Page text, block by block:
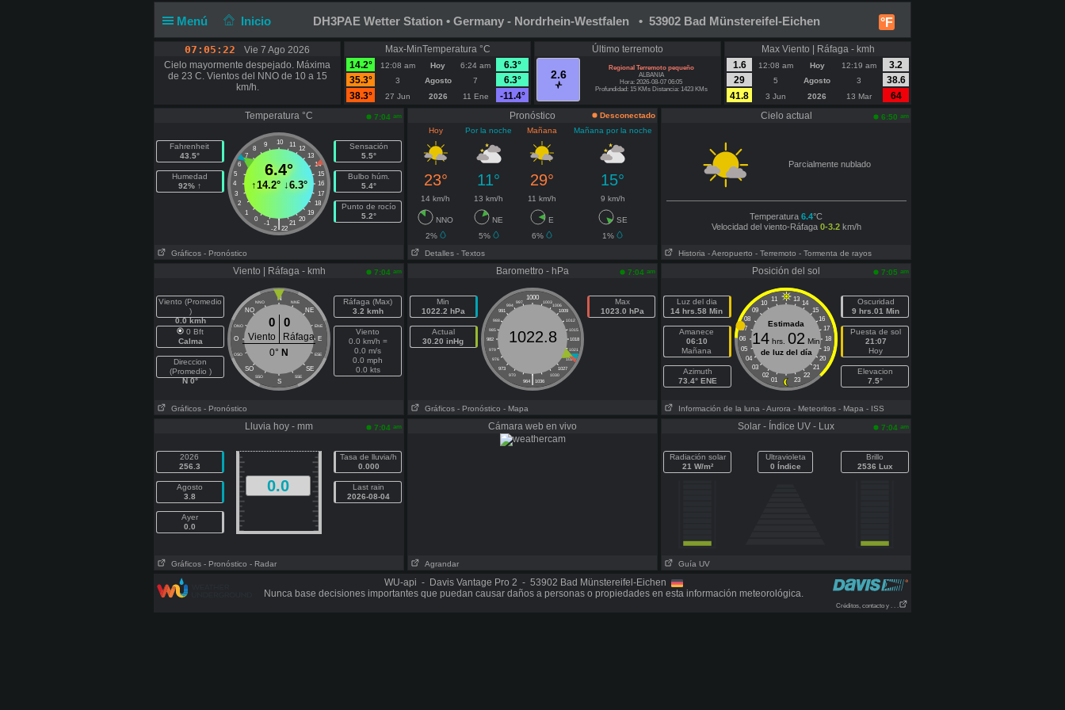
Menú Inicio °F
DH3PAE Wetter Station • Germany - Nordrhein-Westfalen • 53902 Bad Münstereifel-Eichen
07:05:23
Vie 7 Ago 2026
Cielo mayormente despejado. Máxima
de 23 C. Vientos del NNO de 10 a 15
km/h.
Max-MinTemperatura °C
14.2°
12:08 am Hoy 6:24 am
6.3°
35.3°
3 Agosto 7
6.3°
38.3°
27 Jun 2026 11 Ene -11.4°
Último terremoto
2.6
Regional Terremoto pequeño
ALBANIA
Hora: 2026-08-07 06:05
Profundidad: 15 KMs Distancia: 1423 KMs
Max Viento | Ráfaga - kmh
1.6
12:08 am Hoy 12:19 am
3.2
29
5 Agosto 3
38.6
41.8
3 Jun 2026 13 Mar
64
Temperatura °C
7:04 am
Fahrenheit
43.5°
Humedad
92% ↑
10
9 11
8
12
7
13
6
14
5
15
4
16
3
17
2
18
1
19
0
20
-1 21
|
-2 22
6.4°
↑14.2°↓6.3°
Sensación
5.5°
Bulbo húm.
5.4°
Punto de rocío
5.2°
Gráficos - Pronóstico
Pronóstico
Desconectado
Hoy
Por la noche Mañana Mañana por la noche
23° 11° 29° 15°
14 km/h 13 km/h 11 km/h 9 km/h
NNO NE E
SE
2%
5% 6%
1%
Detalles - Textos
Cielo actual 6:50 am
Parcialmente nublado
Temperatura 6.4°C
Velocidad del viento-Ráfaga 0-3.2km/h
Historia - Aeropuerto - Terremoto - Tormenta de rayos
Viento | Ráfaga - kmh 7:04 am
Viento (Promedio
)
0.0 kmh
0 Bft
Calma
Direccion
(Promedio )
N 0°
N
NNO NNE
NO NE
ONO ENE
O E
OSO ESE
SO SE
SSO SSE
S
0 0
Viento
Ráfaga
0° N
Ráfaga (Max)
3.2 kmh
Viento
0.0 km/h =
0.0 m/s
0.0 mph
0.0 kts
Gráficos - Pronóstico
Baromettro - hPa 7:04 am
Min
1022.2 hPa
Actual
30.20 inHg
1000
997 1003
994
1006
991
1009
988
1012
985
1015
982
1018
979
1021
976
1024
973
1027
970
1030
|
964 1036
1022.8
Max
1023.0 hPa
Gráficos - Pronóstico - Mapa
Posición del sol 7:05 am
Luz del dia
14 hrs.58 Min
Amanece
06:10
Mañana
Azimuth
73.4° ENE
11 13
10
14
09
15
08
16
07
17
06
18
05
19
04
20
03
21
02
22
01 23
Estimada
14 hrs. 02 Min
de luz del día
Oscuridad
9 hrs.01 Min
Puesta de sol
21:07
Hoy
Elevacion
7.5°
Información de la luna - Aurora - Meteoritos - Mapa - ISS
Lluvia hoy - mm 7:04 am
2026
256.3
Agosto
3.8
Ayer
0.0
0.0
Tasa de lluvia/h
0.000
Last rain
2026-08-04
Gráficos - Pronóstico - Radar
Cámara web en vivo
Agrandar
Solar - Índice UV - Lux 7:04 am
Radiación solar
21 W/m²
Ultravioleta
0 Índice
Brillo
2536 Lux
Guía UV
WU-api - Davis Vantage Pro 2 - 53902 Bad Münstereifel-Eichen
Nunca base decisiones importantes que puedan causar daños a personas o propiedades en esta información meteorológica.
Créditos, contacto y . . .